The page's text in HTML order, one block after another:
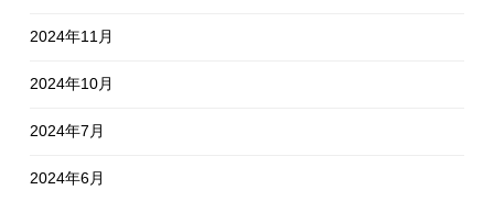
2024年11月
2024年10月
2024年7月
2024年6月